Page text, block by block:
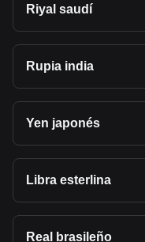
Riyal saudí
Rupia india
Yen japonés
Libra esterlina
Real brasileño